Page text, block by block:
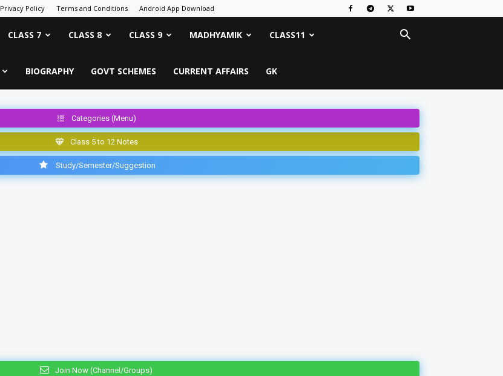
Privacy Policy Terms and Conditions Android App Download
CLASS 7 CLASS 8 CLASS 9 MADHYAMIK CLASS11
BIOGRAPHY GOVT SCHEMES CURRENT AFFAIRS GK
Categories (Menu)
Class 5 to 12 Notes
Study/Semester/Suggestion
Join Now (Channel/Groups)